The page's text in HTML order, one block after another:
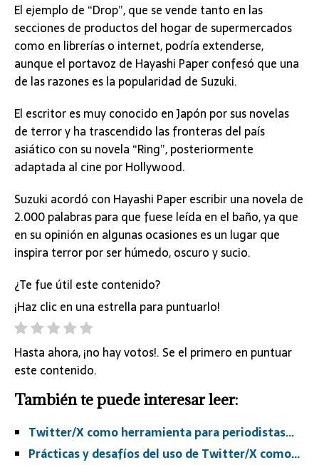
El ejemplo de “Drop”, que se vende tanto en las
secciones de productos del hogar de supermercados
como en librerías o internet, podría extenderse,
aunque el portavoz de Hayashi Paper confesó que una
de las razones es la popularidad de Suzuki.
El escritor es muy conocido en Japón por sus novelas
de terror y ha trascendido las fronteras del país
asiático con su novela “Ring”, posteriormente
adaptada al cine por Hollywood.
Suzuki acordó con Hayashi Paper escribir una novela de
2.000 palabras para que fuese leída en el baño, ya que
en su opinión en algunas ocasiones es un lugar que
inspira terror por ser húmedo, oscuro y sucio.
¿Te fue útil este contenido?
¡Haz clic en una estrella para puntuarlo!
Hasta ahora, ¡no hay votos!. Se el primero en puntuar
este contenido.
También te puede interesar leer:
Twitter/X como herramienta para periodistas…
Prácticas y desafíos del uso de Twitter/X como…